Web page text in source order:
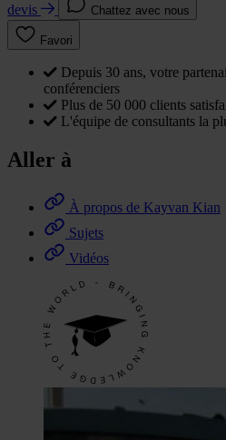
devis
Chattez avec nous
Favori
Depuis 30 ans, votre
conférenciers
Plus de 50 000 clients
L'équipe de consultants la
Aller à
À propos de Kayvan Kian
Sujets
Vidéos